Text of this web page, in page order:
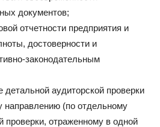
документов;
отчетности предприятия и
достоверности и
законодательным
аудиторской проверки
направлению (по отдельному
проверки, отраженному в одной